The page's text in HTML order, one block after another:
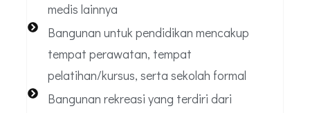
medis lainnya
Bangunan untuk pendidikan mencakup
tempat perawatan, tempat
pelatihan/kursus, serta sekolah formal
Bangunan rekreasi yang terdiri dari